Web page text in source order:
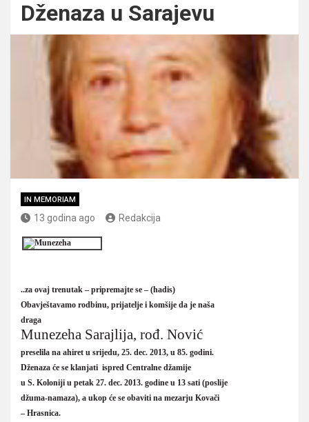
Dženaza u Sarajevu
IN MEMORIAM
13 godina ago Redakcija
..za ovaj trenutak – pripremajte se – (hadis)
Obavještavamo rodbinu, prijatelje i komšije da je naša
draga
Munezeha Sarajlija, rođ. Nović
preselila na ahiret u srijedu, 25. dec. 2013, u 85. godini.
Dženaza će se klanjati ispred Centralne džamije
u S. Koloniji u petak 27. dec. 2013. godine u 13 sati (poslije
džuma-namaza), a ukop će se obaviti na mezarju Kovači
– Hrasnica.